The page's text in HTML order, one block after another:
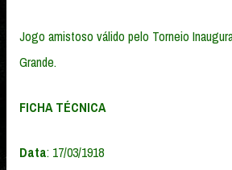
Jogo amistoso válido pelo Torneio
Grande.
FICHA TÉCNICA
Data: 17/03/1918